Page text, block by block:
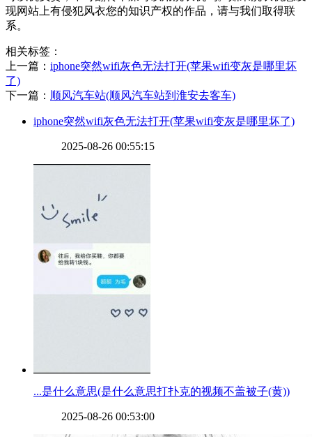
现网站上有侵犯风衣您的知识产权的作品，请与我们取得联
系。
相关标签：
上一篇： ​iphone突然wifi灰色无法打开(苹果wifi变灰是哪里坏
了)
下一篇： ​顺风汽车站(顺风汽车站到淮安去客车)
​iphone突然wifi灰色无法打开(苹果wifi变灰是哪里坏了)
2025-08-26 00:55:15
​...是什么意思(是什么意思打扑克的视频不盖被子(黄))
2025-08-26 00:53:00